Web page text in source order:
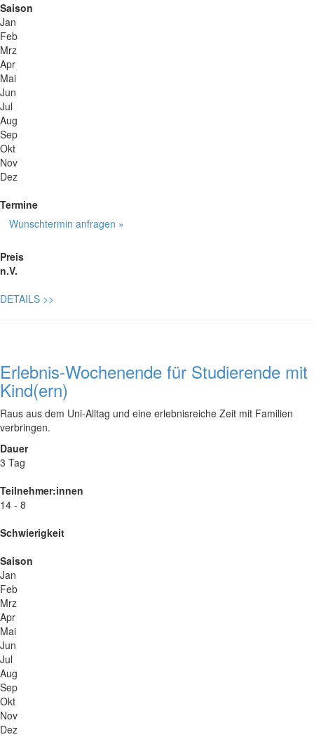
Saison
Jan
Feb
Mrz
Apr
Mai
Jun
Jul
Aug
Sep
Okt
Nov
Dez
Termine
Wunschtermin anfragen »
Preis
n.V.
DETAILS >>
Erlebnis-Wochenende für Studierende mit
Kind(ern)
Raus aus dem Uni-Alltag und eine erlebnisreiche Zeit mit Familien
verbringen.
Dauer
3 Tag
Teilnehmer:innen
14 - 8
Schwierigkeit
Saison
Jan
Feb
Mrz
Apr
Mai
Jun
Jul
Aug
Sep
Okt
Nov
Dez